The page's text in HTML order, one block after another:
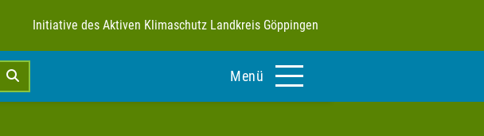
Initiative des Aktiven Klimaschutz Landkreis Göppingen
Menü